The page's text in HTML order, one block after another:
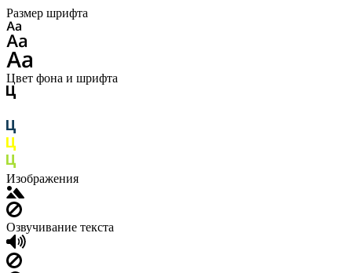
Размер шрифта
Цвет фона и шрифта
Изображения
Озвучивание текста